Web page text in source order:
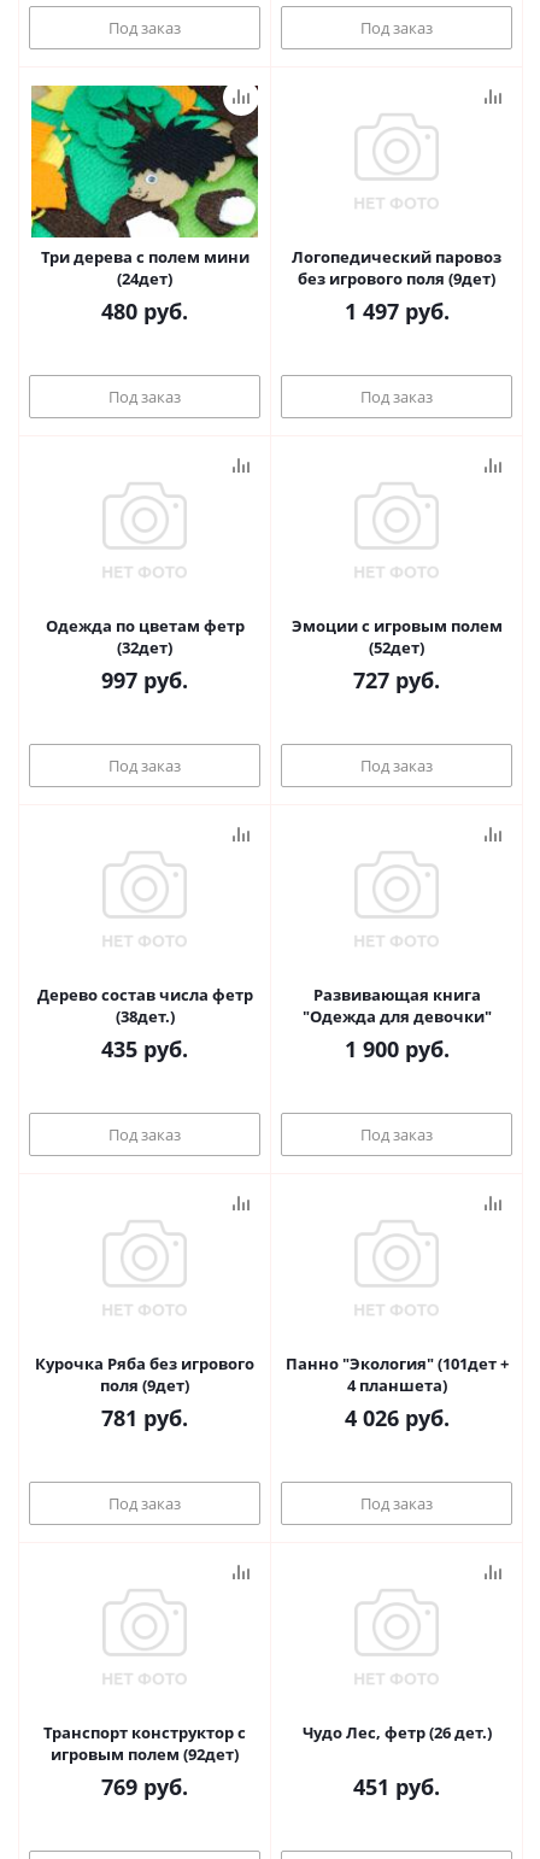
Под заказ Под заказ
Три дерева с полем мини
(24дет)
480 руб.
Под заказ
Логопедический паровоз
без игрового поля (9дет)
1 497руб.
Под заказ
Одежда по цветам фетр
(32дет)
997 руб.
Под заказ
Эмоции с игровым полем
(52дет)
727 руб.
Под заказ
Дерево состав числа фетр
(38дет.)
435 руб.
Под заказ
Развивающая книга
"Одежда для девочки"
1 900руб.
Под заказ
Курочка Ряба без игрового
поля (9дет)
781 руб.
Под заказ
Панно "Экология" (101дет +
4 планшета)
4 026руб.
Под заказ
Транспорт конструктор с
игровым полем (92дет)
769 руб.
Чудо Лес, фетр (26 дет.)
451 руб.